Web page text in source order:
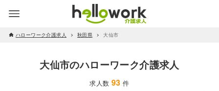
ハローワーク介護求人 秋田県 大仙市
大仙市のハローワーク介護求人
求人数 93件